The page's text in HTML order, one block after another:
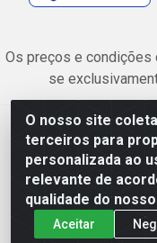
O nosso site
terceiros para
personalizada ao
relevante de
qualidade do
Aceitar
Os preços e condições
se
Safra Agrícola e
Esplanada dos